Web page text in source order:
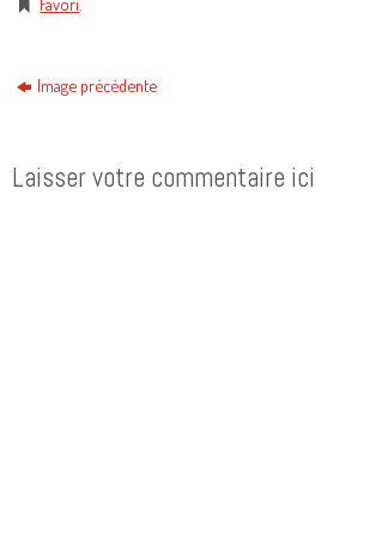
Image précédente
Laisser votre commentaire ici